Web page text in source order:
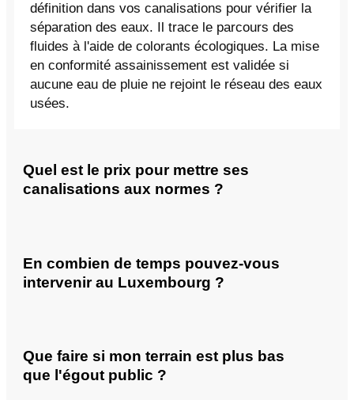
définition dans vos canalisations pour vérifier la
séparation des eaux. Il trace le parcours des
fluides à l'aide de colorants écologiques. La mise
en conformité assainissement est validée si
aucune eau de pluie ne rejoint le réseau des eaux
usées.
Quel est le prix pour mettre ses
canalisations aux normes ?
En combien de temps pouvez-vous
intervenir au Luxembourg ?
Que faire si mon terrain est plus bas
que l'égout public ?